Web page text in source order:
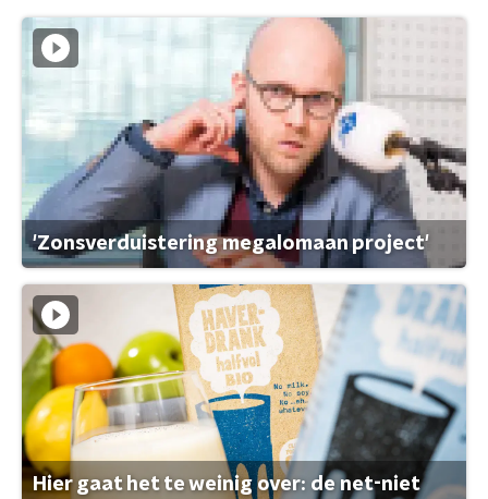
'Zonsverduistering megalomaan project'
Hier gaat het te weinig over: de net-niet